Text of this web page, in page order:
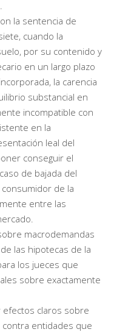
la sentencia de
cuando la
por su contenido y
en un largo plazo
la carencia
substancial en
incompatible con
en la
leal del
conseguir el
de bajada del
de la
entre las
macrodemandas
las hipotecas de la
los jueces que
sobre exactamente
efectos claros sobre
entidades que